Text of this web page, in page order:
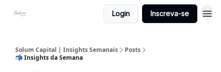
Login Inscreva-se
Solum Capital | Insights Semanais
Posts
📬 Insights da Semana